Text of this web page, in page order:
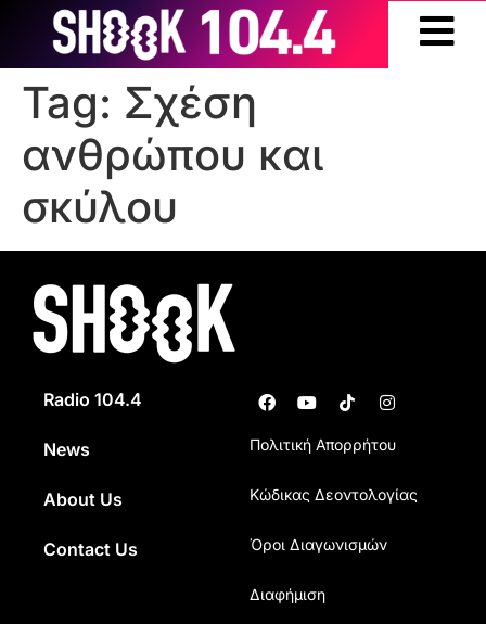
Tag: Σχέση
ανθρώπου και
σκύλου
Radio 104.4
News
About Us
Contact Us
Πολιτική Απορρήτου
Κώδικας Δεοντολογίας
Όροι Διαγωνισμών
Διαφήμιση